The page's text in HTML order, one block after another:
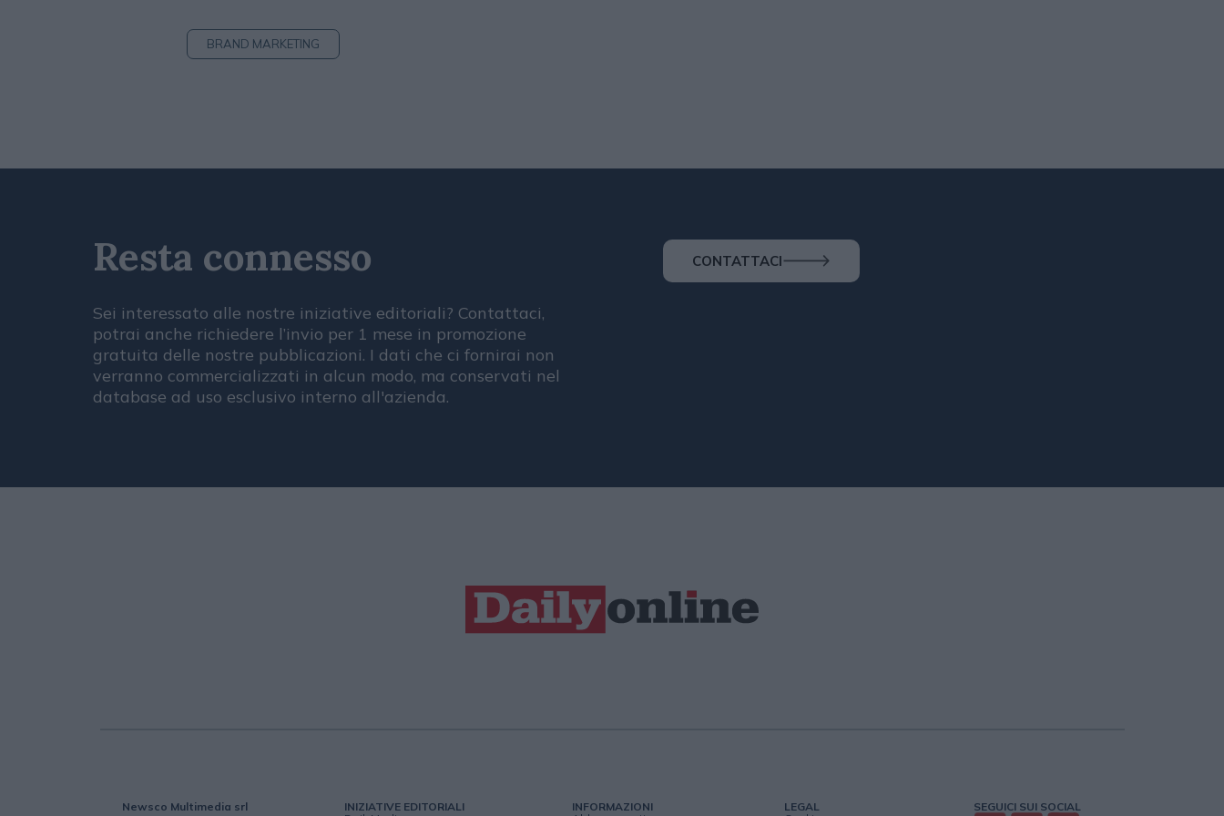
BRAND MARKETING
Resta connesso
Sei interessato alle nostre iniziative editoriali? Contattaci,
potrai anche richiedere l’invio per 1 mese in promozione
gratuita delle nostre pubblicazioni. I dati che ci fornirai non
verranno commercializzati in alcun modo, ma conservati nel
database ad uso esclusivo interno all'azienda.
CONTATTACI
Newsco Multimedia srl
INIZIATIVE EDITORIALI
INFORMAZIONI
LEGAL
SEGUICI SUI SOCIAL